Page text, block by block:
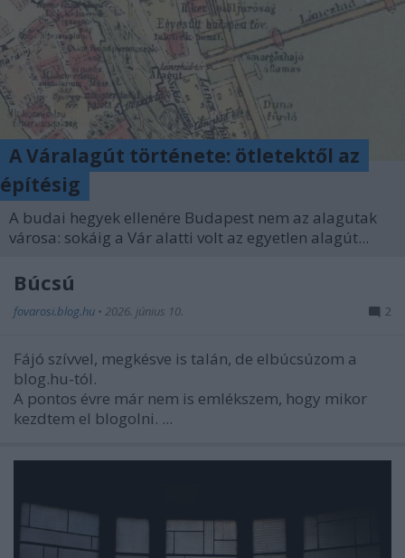
A Váralagút története: ötletektől az
építésig
A budai hegyek ellenére Budapest nem az alagutak
városa: sokáig a Vár alatti volt az egyetlen alagút...
Búcsú
fovarosi.blog.hu • 2026. június 10. 2
Fájó szívvel, megkésve is talán, de elbúcsúzom a
blog.hu-tól.
A pontos évre már nem is emlékszem, hogy mikor
kezdtem el blogolni. ...